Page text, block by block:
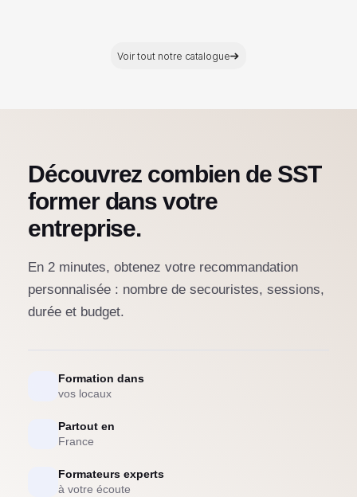
Voir tout notre catalogue
Découvrez combien de SST
former dans votre
entreprise.
En 2 minutes, obtenez votre recommandation
personnalisée : nombre de secouristes, sessions,
durée et budget.
Formation dans
vos locaux
Partout en
France
Formateurs experts
à votre écoute